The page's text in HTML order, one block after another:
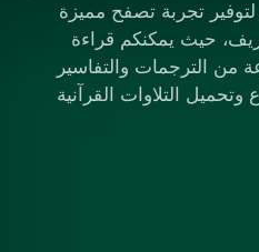
تجربة تصفح مميزة
حيث يمكنكم قراءة
من الترجمات والتفاسير
وتحميل التلاوات القرآنية